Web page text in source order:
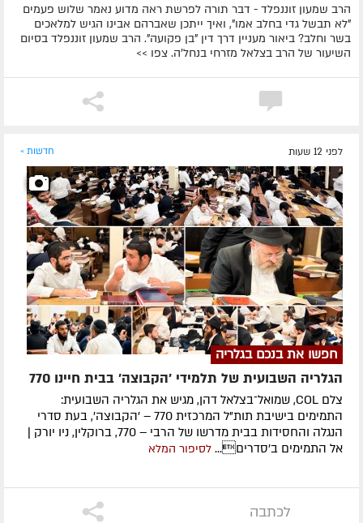
הרב שמעון זוננפלד - דבר תורה לפרשת ראה מדוע נאמר שלוש פעמים
"לא תבשל גדי בחלב אמו", ואיך ייתכן שאברהם אבינו הגיש למלאכים
בשר וחלב? ביאור מעניין דרך דין "בן פקועה". הרב שמעון זוננפלד בסיום
השיעור של הרב בצלאל מזרחי בנחל'ה. צפו >>
לפני 12 שעות חדשות »
חפשו את בנכם בגלריה
הגלריה השבועית של תלמידי 'הקבוצה' בבית חיינו 770
צלם COL, שמואל־בצלאל דהן, מגיש את הגלריה השבועית:
התמימים בישיבת תות"ל המרכזית 770 – 'הקבוצה', בעת סדרי
הנגלה והחסידות בבית מדרשו של הרבי – 770, ברוקלין, ניו יורק |
אל התמימים ב'סדרים... לסיפור המלא
לכתבה